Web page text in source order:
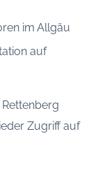
im Allgäu
auf
Zugriff auf